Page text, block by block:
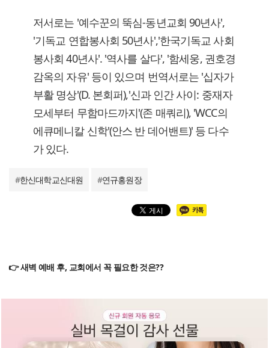
저서로는 '예수꾼의 뚝심-동년교회 90년사',
'기독교 연합봉사회 50년사','한국기독교 사회
봉사회 40년사'. '역사를 살다', '함세웅, 권호경
감옥의 자유' 등이 있으며 번역서로는 '십자가
부활 명상'(D. 본회퍼),'신과 인간 사이: 중재자
모세부터 무함마드까지'(존 매쿼리), 'WCC의
에큐메니칼 신학'(안스 반 데어밴트)' 등 다수
가 있다.
#한신대학교신대원 #연규홍원장
👉 새벽 예배 후, 교회에서 꼭 필요한 것은??